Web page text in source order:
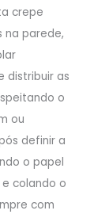
crepe
parede,
distribuir as
o
ou
definir a
o papel
colando o
com